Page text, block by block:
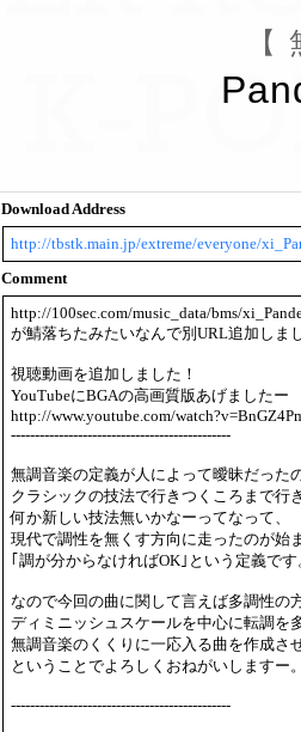
【
Download Address
http://tbstk.main.jp/extreme/everyone/
Comment
http://100sec.com/music_data/bms/
が鯖落ちたみたいなんで別URL追加しま
視聴動画を追加しました！
YouTubeにBGAの高画質版あげましたー
http://www.youtube.com/
----------------------------------------------
無調音楽の定義が人によって曖昧だった
クラシックの技法で行きつくころまで行
何か新しい技法無いかなーってなって、
現代で調性を無くす方向に走ったのが始
｢調が分からなければOK｣という定義です
なので今回の曲に関して言えば多調性の
ディミニッシュスケールを中心に転調を
無調音楽のくくりに一応入る曲を作成さ
ということでよろしくおねがいしますー
----------------------------------------------